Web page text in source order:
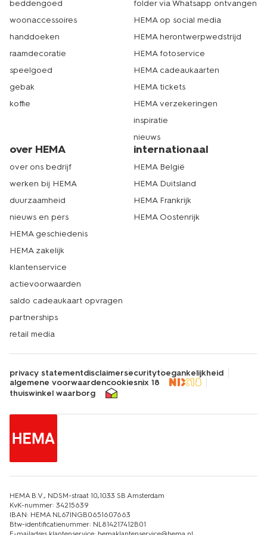
beddengoed
woonaccessoires
handdoeken
raamdecoratie
speelgoed
gebak
koffie
folder via Whatsapp ontvangen
HEMA op social media
HEMA herontwerpwedstrijd
HEMA fotoservice
HEMA cadeaukaarten
HEMA tickets
HEMA verzekeringen
inspiratie
nieuws
over HEMA
over ons bedrijf
werken bij HEMA
duurzaamheid
nieuws en pers
HEMA geschiedenis
HEMA zakelijk
klantenservice
actievoorwaarden
saldo cadeaukaart opvragen
partnerships
retail media
internationaal
HEMA België
HEMA Duitsland
HEMA Frankrijk
HEMA Oostenrijk
privacy statementdisclaimersecuritytoegankelijkheid
algemene voorwaardencookiesnix 18
thuiswinkel waarborg
HEMA B.V., NDSM-straat 10,1033 SB Amsterdam
KvK-nummer: 34215639
IBAN: HEMA NL67INGB0651607663
Btw-identificatienummer: NL814217412B01